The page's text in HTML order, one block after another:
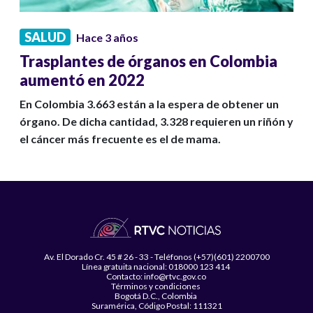
SALUD Hace 3 años
Trasplantes de órganos en Colombia
aumentó en 2022
En Colombia 3.663 están a la espera de obtener un
órgano. De dicha cantidad, 3.328 requieren un riñón y
el cáncer más frecuente es el de mama.
Av. El Dorado Cr. 45 # 26 - 33 - Teléfonos (+57)(601) 2200700
Línea gratuita nacional: 018000 123 414
Contacto: info@rtvc.gov.co
Términos y condiciones
Bogotá D.C., Colombia
Suramérica, Código Postal: 111321